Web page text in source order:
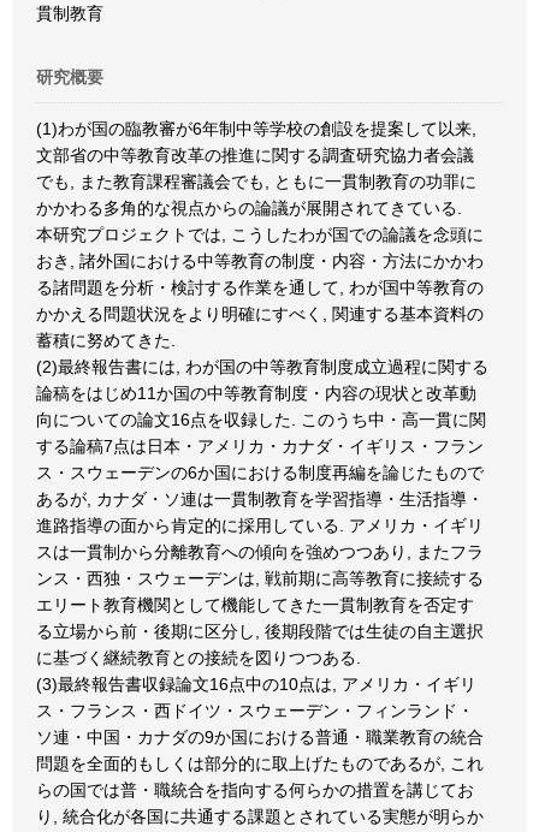
貫制教育
研究概要
(1)わが国の臨教審が6年制中等学校の創設を提案して以来,
文部省の中等教育改革の推進に関する調査研究協力者会議
でも, また教育課程審議会でも, ともに一貫制教育の功罪に
かかわる多角的な視点からの論議が展開されてきている.
本研究プロジェクトでは, こうしたわが国での論議を念頭に
おき, 諸外国における中等教育の制度・内容・方法にかかわ
る諸問題を分析・検討する作業を通して, わが国中等教育の
かかえる問題状況をより明確にすべく, 関連する基本資料の
蓄積に努めてきた.
(2)最終報告書には, わが国の中等教育制度成立過程に関する
論稿をはじめ11か国の中等教育制度・内容の現状と改革動
向についての論文16点を収録した. このうち中・高一貫に関
する論稿7点は日本・アメリカ・カナダ・イギリス・フラン
ス・スウェーデンの6か国における制度再編を論じたもので
あるが, カナダ・ソ連は一貫制教育を学習指導・生活指導・
進路指導の面から肯定的に採用している. アメリカ・イギリ
スは一貫制から分離教育への傾向を強めつつあり, またフラ
ンス・西独・スウェーデンは, 戦前期に高等教育に接続する
エリート教育機関として機能してきた一貫制教育を否定す
る立場から前・後期に区分し, 後期段階では生徒の自主選択
に基づく継続教育との接続を図りつつある.
(3)最終報告書収録論文16点中の10点は, アメリカ・イギリ
ス・フランス・西ドイツ・スウェーデン・フィンランド・
ソ連・中国・カナダの9か国における普通・職業教育の統合
問題を全面的もしくは部分的に取上げたものであるが, これ
らの国では普・職統合を指向する何らかの措置を講じてお
り, 統合化が各国に共通する課題とされている実態が明らか